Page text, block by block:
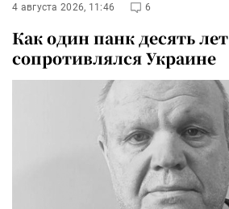
4 августа 2026, 11:46 6
Как один панк десять лет
сопротивлялся Украине